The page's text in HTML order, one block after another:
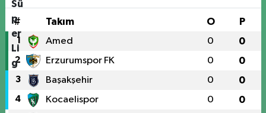
# Takım O P
1 Amed 0 0
2 Erzurumspor FK 0 0
3 Başakşehir 0 0
4 Kocaelispor 0 0